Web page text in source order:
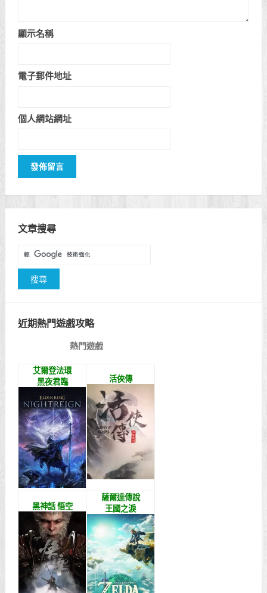
顯示名稱
電子郵件地址
個人網站網址
文章搜尋
近期熱門遊戲攻略
熱門遊戲
艾爾登法環
黑夜君臨
活俠傳
黑神話 悟空
薩爾達傳說
王國之淚